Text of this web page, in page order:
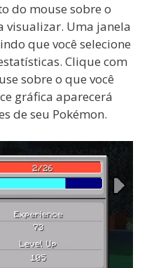
do mouse sobre o
visualizar. Uma janela
que você selecione
Clique com
sobre o que você
gráfica aparecerá
de seu Pokémon.